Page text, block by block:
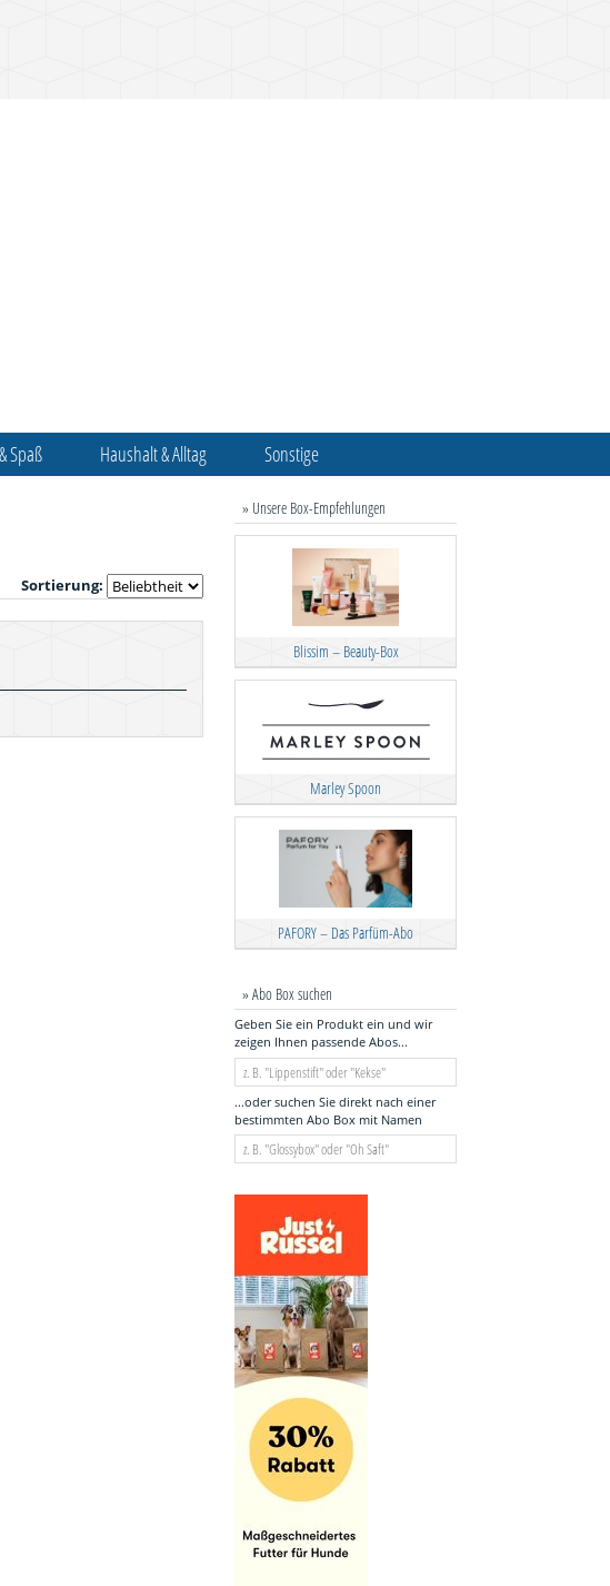
Spaß Haushalt & Alltag Sonstige
Sortierung:
» Unsere Box-Empfehlungen
Blissim – Beauty-Box
Marley Spoon
PAFORY – Das Parfüm-Abo
» Abo Box suchen
Geben Sie ein Produkt ein und wir
zeigen Ihnen passende Abos...
...oder suchen Sie direkt nach einer
bestimmten Abo Box mit Namen